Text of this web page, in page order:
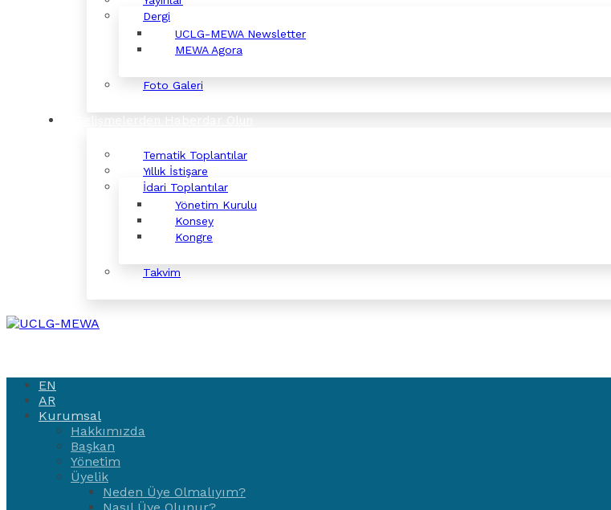
Dergi
UCLG-MEWA Newsletter
MEWA Agora
Foto Galeri
Tematik Toplantılar
Yıllık İstişare
İdari Toplantılar
Yönetim Kurulu
Konsey
Kongre
Takvim
EN
AR
Kurumsal
Hakkımızda
Başkan
Yönetim
Üyelik
Neden Üye Olmalıyım?